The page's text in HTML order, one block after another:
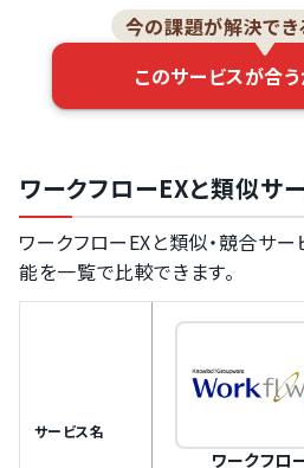
今の課題が解決でき
このサービスが合
ワークフローEXと類似サ
ワークフローEXと類似・競合サ
能を一覧で比較できます。
サービス名
ワークフロ